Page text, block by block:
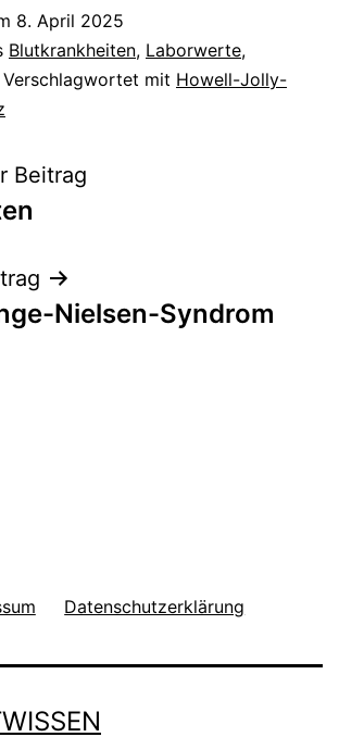
8. April 2025
Blutkrankheiten, Laborwerte,
Verschlagwortet mit Howell-Jolly-
Beitrag
Nielsen-Syndrom
Datenschutzerklärung